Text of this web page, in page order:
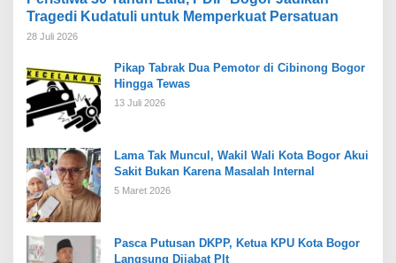
Tragedi Kudatuli untuk Memperkuat Persatuan
28 Juli 2026
Pikap Tabrak Dua Pemotor di Cibinong Bogor
Hingga Tewas
13 Juli 2026
Lama Tak Muncul, Wakil Wali Kota Bogor Akui
Sakit Bukan Karena Masalah Internal
5 Maret 2026
Pasca Putusan DKPP, Ketua KPU Kota Bogor
Langsung Dijabat Plt